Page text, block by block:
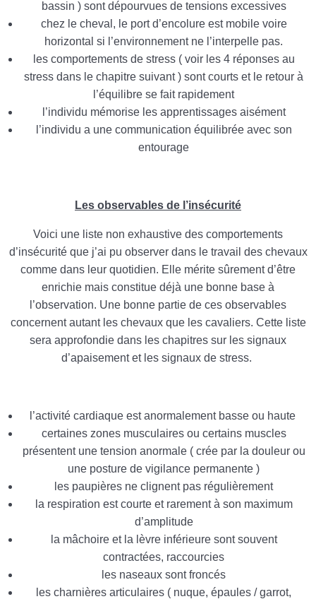
bassin ) sont dépourvues de tensions excessives
chez le cheval, le port d’encolure est mobile voire
horizontal si l’environnement ne l’interpelle pas.
les comportements de stress ( voir les 4 réponses au
stress dans le chapitre suivant ) sont courts et le retour à
l’équilibre se fait rapidement
l’individu mémorise les apprentissages aisément
l’individu a une communication équilibrée avec son
entourage
Les observables de l’insécurité
Voici une liste non exhaustive des comportements
d’insécurité que j’ai pu observer dans le travail des chevaux
comme dans leur quotidien. Elle mérite sûrement d’être
enrichie mais constitue déjà une bonne base à
l’observation. Une bonne partie de ces observables
concernent autant les chevaux que les cavaliers. Cette liste
sera approfondie dans les chapitres sur les signaux
d’apaisement et les signaux de stress.
l’activité cardiaque est anormalement basse ou haute
certaines zones musculaires ou certains muscles
présentent une tension anormale ( crée par la douleur ou
une posture de vigilance permanente )
les paupières ne clignent pas régulièrement
la respiration est courte et rarement à son maximum
d’amplitude
la mâchoire et la lèvre inférieure sont souvent
contractées, raccourcies
les naseaux sont froncés
les charnières articulaires ( nuque, épaules / garrot,